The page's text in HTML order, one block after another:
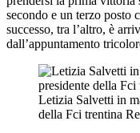
secondo e un terzo
successo, tra l’altro, è
dall’appuntamento
Letizia Salvetti in
della Fci trentina